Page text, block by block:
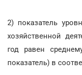
2) показатель
хозяйственной
год равен
показатель) в